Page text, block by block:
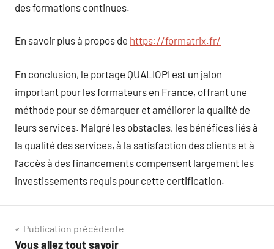
des formations continues.
En savoir plus à propos de https://formatrix.fr/
En conclusion, le portage QUALIOPI est un jalon
important pour les formateurs en France, offrant une
méthode pour se démarquer et améliorer la qualité de
leurs services. Malgré les obstacles, les bénéfices liés à
la qualité des services, à la satisfaction des clients et à
l’accès à des financements compensent largement les
investissements requis pour cette certification.
Navigation
Publication précédente
Vous allez tout savoir